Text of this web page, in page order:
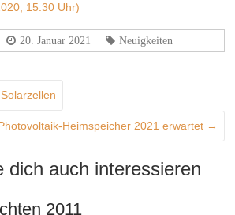
15:30 Uhr)
20. Januar 2021 Neuigkeiten
Heimspeicher 2021 erwartet →
dich auch interessieren
2011